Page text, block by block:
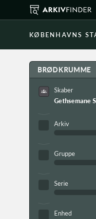
KØBENHAVNS
BRØDKRUMME
Skaber
Gethsemane
Arkiv
Gruppe
Serie
Enhed